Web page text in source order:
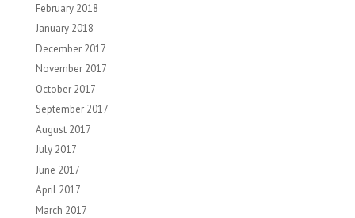
February 2018
January 2018
December 2017
November 2017
October 2017
September 2017
August 2017
July 2017
June 2017
April 2017
March 2017